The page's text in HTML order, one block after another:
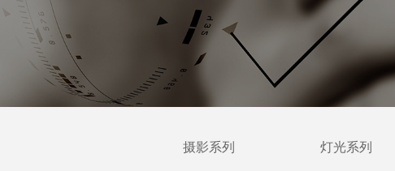
摄影系列 灯光系列